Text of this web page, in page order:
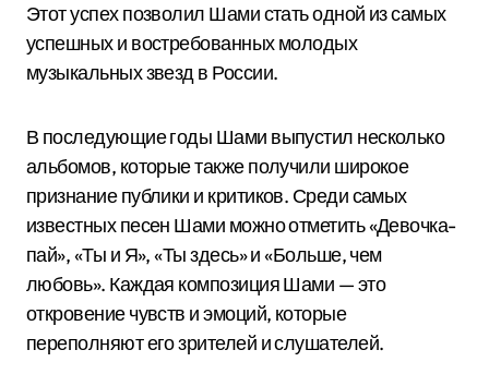
Этот успех позволил Шами стать одной из самых
успешных и востребованных молодых
музыкальных звезд в России.
В последующие годы Шами выпустил несколько
альбомов, которые также получили широкое
признание публики и критиков. Среди самых
известных песен Шами можно отметить «Девочка-
пай», «Ты и Я», «Ты здесь» и «Больше, чем
любовь». Каждая композиция Шами — это
откровение чувств и эмоций, которые
переполняют его зрителей и слушателей.